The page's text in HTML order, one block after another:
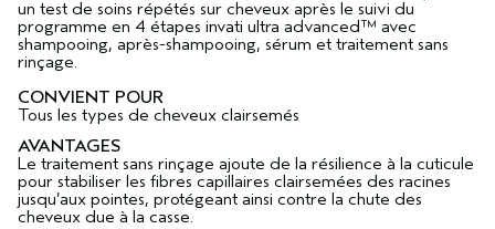
un test de soins répétés sur cheveux après le suivi du
programme en 4 étapes invati ultra advanced™ avec
shampooing, après-shampooing, sérum et traitement sans
rinçage.
CONVIENT POUR
Tous les types de cheveux clairsemés
AVANTAGES
Le traitement sans rinçage ajoute de la résilience à la cuticule
pour stabiliser les fibres capillaires clairsemées des racines
jusqu’aux pointes, protégeant ainsi contre la chute des
cheveux due à la casse.